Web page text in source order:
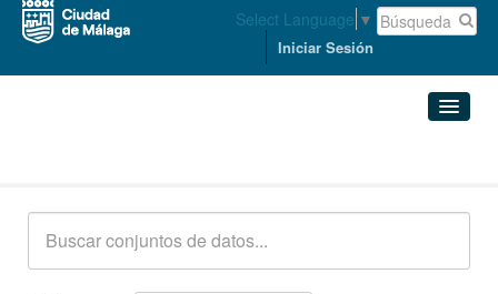
Select Language ▼
Iniciar Sesión